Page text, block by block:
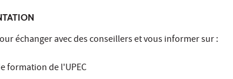
échanger avec des conseillers et vous informer sur :
formation de l'UPEC